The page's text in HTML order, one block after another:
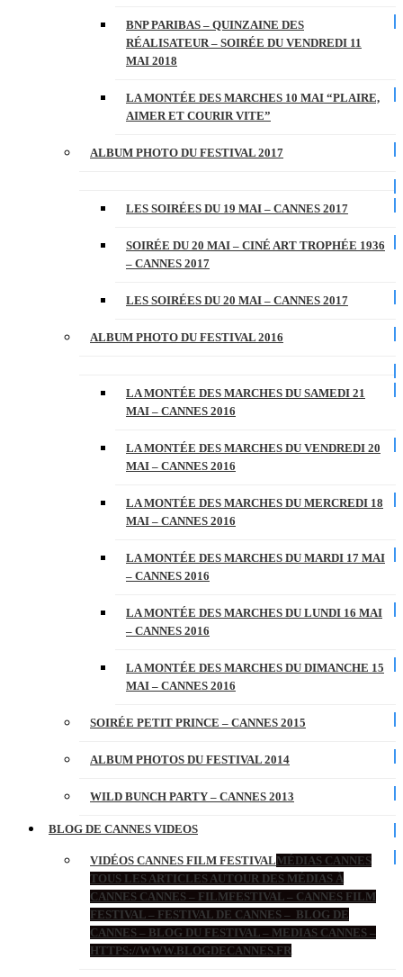
BNP PARIBAS – QUINZAINE DES
RÉALISATEUR – SOIRÉE DU VENDREDI 11
MAI 2018
LA MONTÉE DES MARCHES 10 MAI “PLAIRE,
AIMER ET COURIR VITE”
ALBUM PHOTO DU FESTIVAL 2017
LES SOIRÉES DU 19 MAI – CANNES 2017
SOIRÉE DU 20 MAI – CINÉ ART TROPHÉE 1936
– CANNES 2017
LES SOIRÉES DU 20 MAI – CANNES 2017
ALBUM PHOTO DU FESTIVAL 2016
LA MONTÉE DES MARCHES DU SAMEDI 21
MAI – CANNES 2016
LA MONTÉE DES MARCHES DU VENDREDI 20
MAI – CANNES 2016
LA MONTÉE DES MARCHES DU MERCREDI 18
MAI – CANNES 2016
LA MONTÉE DES MARCHES DU MARDI 17 MAI
– CANNES 2016
LA MONTÉE DES MARCHES DU LUNDI 16 MAI
– CANNES 2016
LA MONTÉE DES MARCHES DU DIMANCHE 15
MAI – CANNES 2016
SOIRÉE PETIT PRINCE – CANNES 2015
ALBUM PHOTOS DU FESTIVAL 2014
WILD BUNCH PARTY – CANNES 2013
BLOG DE CANNES VIDEOS
VIDÉOS CANNES FILM FESTIVALMÉDIAS CANNES
TOUS LES ARTICLES AUTOUR DES MÉDIAS À
CANNES CANNES – FILMFESTIVAL – CANNES FILM
FESTIVAL – FESTIVAL DE CANNES – BLOG DE
CANNES – BLOG DU FESTIVAL – MEDIAS CANNES –
HTTPS://WWW.BLOGDECANNES.FR